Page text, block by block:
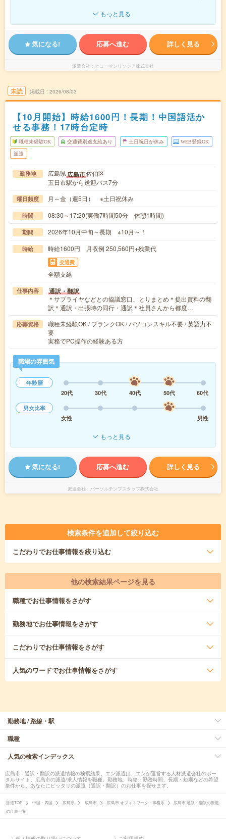
もっと見る
気になる! 応募へ進む 詳しく見る
派遣会社 ヒューマンリソシア株式会社
未読 掲載日 2026/08/03
【10月開始】時給1600円！長期！中国語活か
せる事務！17時台定時
職種未経験OK 交通費別途支給あり 土日祝日が休み WEB登録OK
派遣
勤務地 広島県広島市佐伯区
五日市駅から送迎バス7分
曜日頻度 月～金（週5日） ※土日祝休み
時間 08:30～17:20(実働7時間50分 休憩1時間)
期間 2026年10月中旬～長期 ※10月～！
時給 時給1600円 月収例 250,560円+残業代
交通費
全額支給
仕事内容 通訳・翻訳
＊サプライヤなどとの協議窓口、とりまとめ＊提出資料の翻
訳＊通訳・出張時の同行・通訳＊社員さんから都度…
応募資格
職種未経験OK / ブランクOK / パソコンスキル不要 / 英語力不
要
実務でPC操作の経験ある方
職場の雰囲気
年齢層
20代
30代 40代 50代
60代
男女比率
女性
男性
もっと見る
気になる! 応募へ進む 詳しく見る
派遣会社 パーソルテンプスタッフ株式会社
検索条件を追加して絞り込む
こだわりでお仕事情報を絞り込む
他の検索結果ページを見る
職種でお仕事情報をさがす
勤務地でお仕事情報をさがす
こだわりでお仕事情報をさがす
人気のワードでお仕事情報をさがす
勤務地 / 路線・駅
職種
人気の検索インデックス
広島市 - 通訳・翻訳の派遣情報の検索結果。エン派遣は、エンが運営する人材派遣会社のポー
タルサイト。広島市の派遣/求人情報を職種、勤務地、時給、勤務時間、長期・短期などの希望
条件から、あなたにピッタリの派遣（通訳・翻訳）のお仕事を探せます。
派遣TOP 中国・四国 広島県 広島市 広島市 オフィスワーク・事務系
広島市 通訳・翻訳の派遣
の仕事一覧